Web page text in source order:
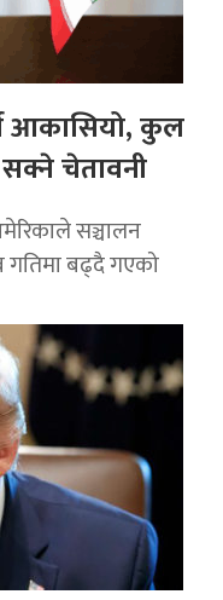
आकासियो, कुल
चेतावनी
सञ्चालन
गतिमा बढ्दै गएको